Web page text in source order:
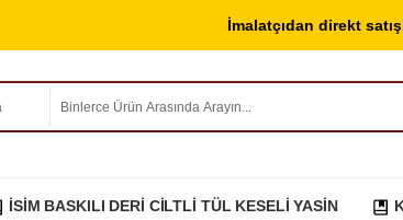
İmalatçıdan direkt satış!
İSİM BASKILI DERİ CİLTLİ TÜL KESELİ YASİN